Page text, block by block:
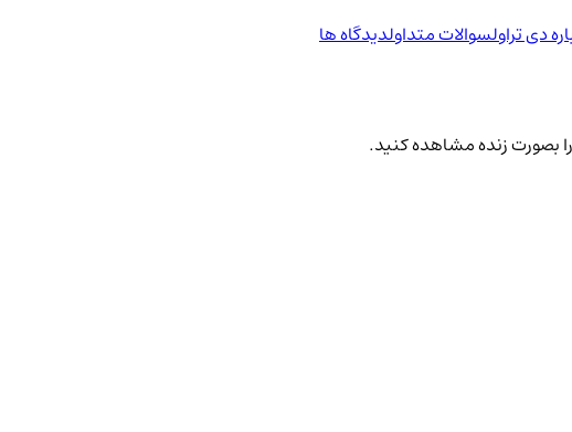
دی تراولسوالات متداولدیدگاه ها
بصورت زنده مشاهده کنید.